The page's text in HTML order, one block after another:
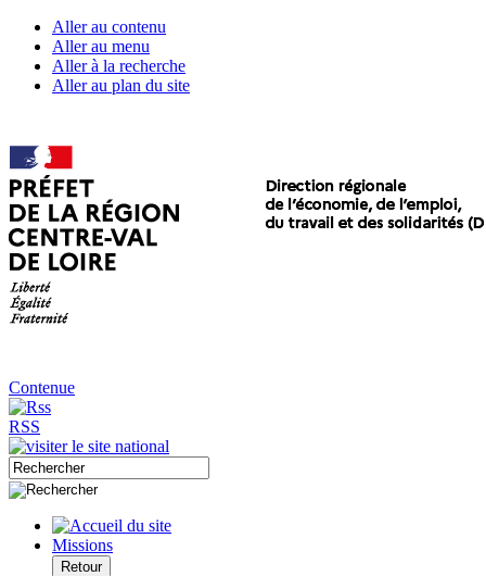
Aller au contenu
Aller au menu
Aller à la recherche
Aller au plan du site
Contenue
RSS
Missions
Retour